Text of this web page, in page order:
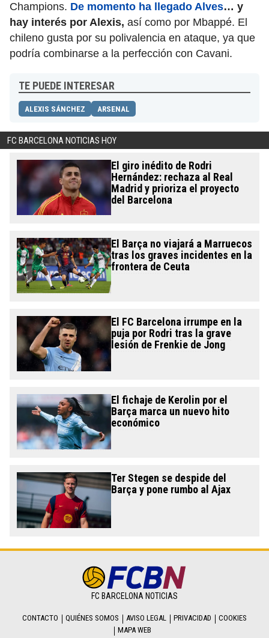
Champions. De momento ha llegado Alves… y
hay interés por Alexis, así como por Mbappé. El
chileno gusta por su polivalencia en ataque, ya que
podría combinarse a la perfección con Cavani.
TE PUEDE INTERESAR
ALEXIS SÁNCHEZ ARSENAL
FC BARCELONA NOTICIAS HOY
El giro inédito de Rodri
Hernández: rechaza al Real
Madrid y prioriza el proyecto
del Barcelona
El Barça no viajará a Marruecos
tras los graves incidentes en la
frontera de Ceuta
El FC Barcelona irrumpe en la
puja por Rodri tras la grave
lesión de Frenkie de Jong
El fichaje de Kerolin por el
Barça marca un nuevo hito
económico
Ter Stegen se despide del
Barça y pone rumbo al Ajax
FC BARCELONA NOTICIAS
CONTACTO QUIÉNES SOMOS AVISO LEGAL PRIVACIDAD
COOKIES
MAPA WEB